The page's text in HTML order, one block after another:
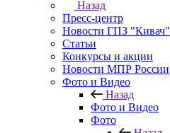
Назад
Пресс-центр
Новости ГПЗ "Кивач"
Статьи
Конкурсы и акции
Новости МПР России
Фото и Видео
Назад
Фото и Видео
Фото